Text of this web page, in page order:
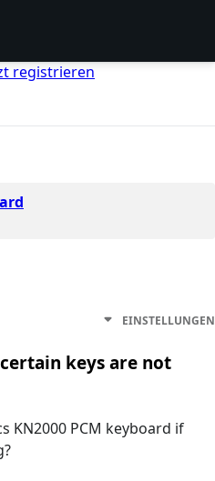
registrieren
EINSTELLUNGEN
keys are not
KN2000 PCM keyboard if